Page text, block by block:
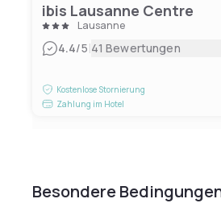
ibis Lausanne Centre
Lausanne
4.4/5|41 Bewertungen
Kostenlose Stornierung
Zahlung im Hotel
Besondere